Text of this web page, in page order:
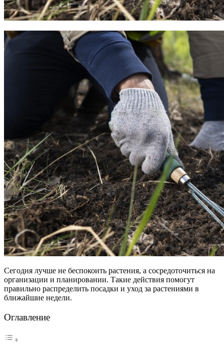
Сегодня лучше не беспокоить растения, а сосредоточиться на
организации и планировании. Такие действия помогут
правильно распределить посадки и уход за растениями в
ближайшие недели.
Оглавление